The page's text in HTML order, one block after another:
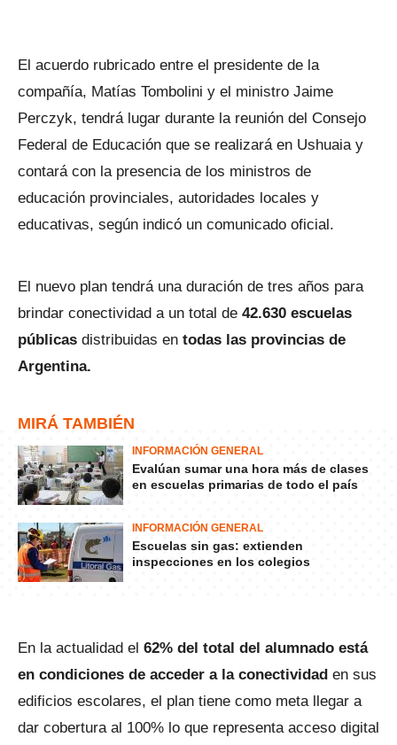
El acuerdo rubricado entre el presidente de la
compañía, Matías Tombolini y el ministro Jaime
Perczyk, tendrá lugar durante la reunión del Consejo
Federal de Educación que se realizará en Ushuaia y
contará con la presencia de los ministros de
educación provinciales, autoridades locales y
educativas, según indicó un comunicado oficial.
El nuevo plan tendrá una duración de tres años para
brindar conectividad a un total de 42.630 escuelas
públicas distribuidas en todas las provincias de
Argentina.
MIRÁ TAMBIÉN
INFORMACIÓN GENERAL
Evalúan sumar una hora más de clases
en escuelas primarias de todo el país
INFORMACIÓN GENERAL
Escuelas sin gas: extienden
inspecciones en los colegios
En la actualidad el 62% del total del alumnado está
en condiciones de acceder a la conectividad en sus
edificios escolares, el plan tiene como meta llegar a
dar cobertura al 100% lo que representa acceso digital